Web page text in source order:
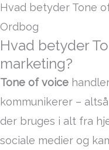
Hvad betyder Tone
Ordbog
Hvad betyder
marketing?
Tone of voice
kommunikerer –
der bruges i alt fra
sociale medier og